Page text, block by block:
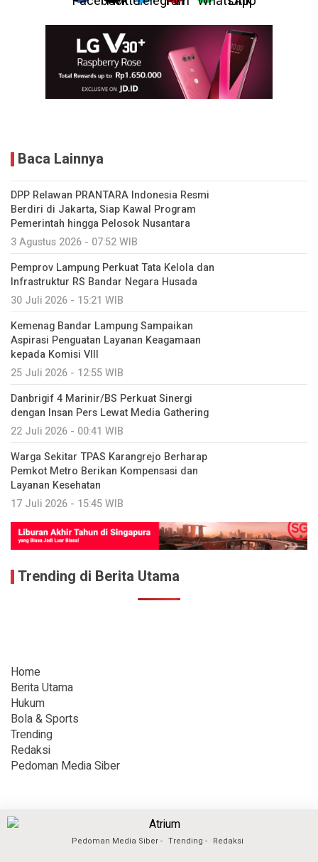
Baca Lainnya
DPP Relawan PRANTARA Indonesia Resmi
Berdiri di Jakarta, Siap Kawal Program
Pemerintah hingga Pelosok Nusantara
3 Agustus 2026 - 07:52 WIB
Pemprov Lampung Perkuat Tata Kelola dan
Infrastruktur RS Bandar Negara Husada
30 Juli 2026 - 15:21 WIB
Kemenag Bandar Lampung Sampaikan
Aspirasi Penguatan Layanan Keagamaan
kepada Komisi VIII
25 Juli 2026 - 12:55 WIB
Danbrigif 4 Marinir/BS Perkuat Sinergi
dengan Insan Pers Lewat Media Gathering
22 Juli 2026 - 00:41 WIB
Warga Sekitar TPAS Karangrejo Berharap
Pemkot Metro Berikan Kompensasi dan
Layanan Kesehatan
17 Juli 2026 - 15:45 WIB
Trending di Berita Utama
Home
Berita Utama
Hukum
Bola & Sports
Trending
Redaksi
Pedoman Media Siber
Pedoman Media Siber Trending Redaksi